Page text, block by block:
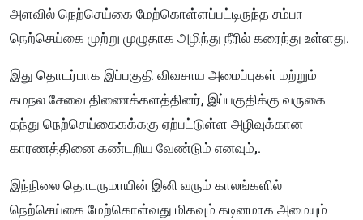
அளவில் நெற்செய்கை மேற்கொள்ளப்பட்டிருந்த சம்பா
நெற்செய்கை முற்று முழுதாக அழிந்து நீரில் கரைந்து உள்ளது.
இது தொடர்பாக இப்பகுதி விவசாய அமைப்புகள் மற்றும்
கமநல சேவை திணைக்களத்தினர், இப்பகுதிக்கு வருகை
தந்து நெற்செய்கைகக்ககு ஏற்பட்டுள்ள அழிவுக்கான
காரணத்தினை கண்டறிய வேண்டும் எனவும்,.
இந்நிலை தொடருமாயின் இனி வரும் காலங்களில்
நெற்செய்கை மேற்கொள்வது மிகவும் கடினமாக அமையும்